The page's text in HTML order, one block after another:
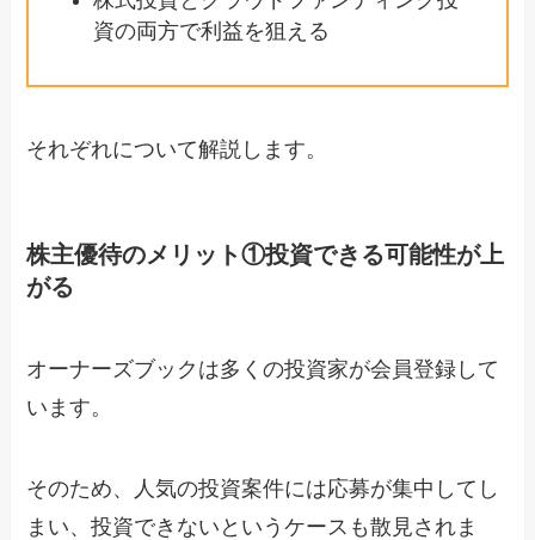
資の両方で利益を狙える
それぞれについて解説します。
株主優待のメリット①投資できる可能性が上
がる
オーナーズブックは多くの投資家が会員登録して
います。
そのため、人気の投資案件には応募が集中してし
まい、投資できないというケースも散見されま